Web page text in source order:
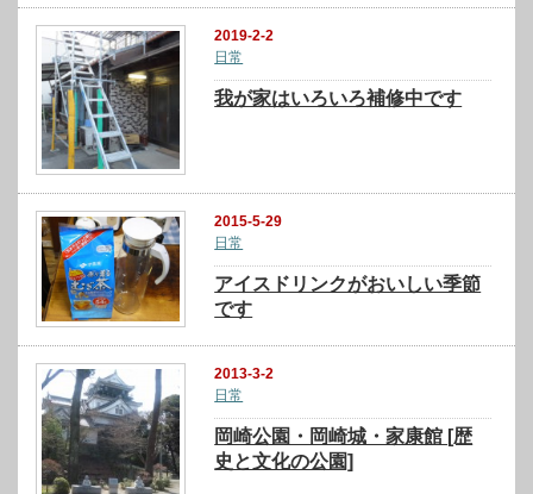
2019-2-2
日常
我が家はいろいろ補修中です
2015-5-29
日常
アイスドリンクがおいしい季節
です
2013-3-2
日常
岡崎公園・岡崎城・家康館 [歴
史と文化の公園]